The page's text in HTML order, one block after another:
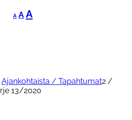
A
Decrease
font
A Reset
font
AIncrease
Ajankohtaista / Tapahtumat2 /
13/2020